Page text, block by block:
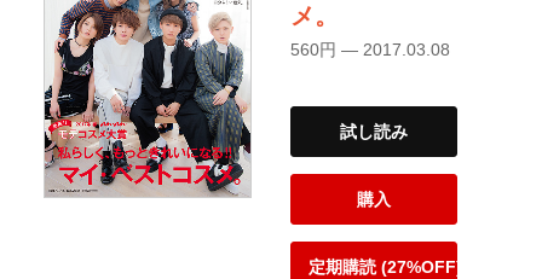
メ。
560円 — 2017.03.08
試し読み
購入
定期購読 (27%OFF)